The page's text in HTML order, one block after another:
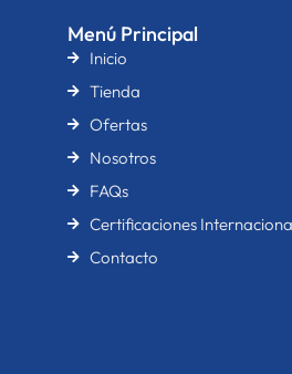
Menú Principal
Inicio
Tienda
Ofertas
Nosotros
FAQs
Certificaciones
Contacto